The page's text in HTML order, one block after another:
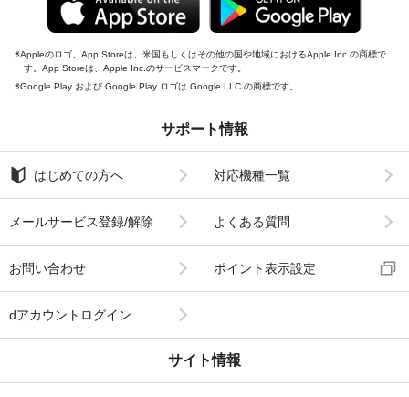
Appleのロゴ、App Storeは、米国もしくはその他の国や地域におけるApple Inc.の商標で
す。App Storeは、Apple Inc.のサービスマークです。
Google Play および Google Play ロゴは Google LLC の商標です。
サポート情報
はじめての方へ 対応機種一覧
メールサービス登録/解除 よくある質問
お問い合わせ ポイント表示設定
dアカウントログイン
サイト情報